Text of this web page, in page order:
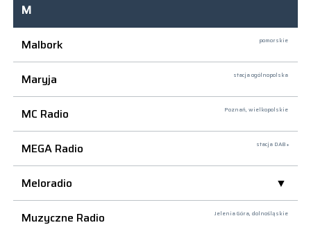
M
Malbork
pomorskie
Maryja stacja ogólnopolska
MC Radio Poznań, wielkopolskie
MEGA Radio stacja DAB+
Meloradio
Muzyczne Radio
Jelenia Góra, dolnośląskie